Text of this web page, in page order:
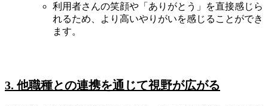
利用者さんの笑顔や「ありがとう」を直接感じら
れるため、より高いやりがいを感じることができ
ます。
3. 他職種との連携を通じて視野が広がる